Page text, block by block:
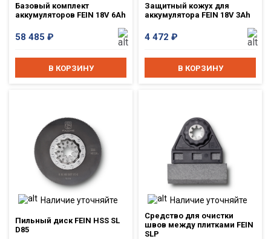
Базовый комплект
аккумуляторов FEIN 18V 6Ah
58 485 ₽
В КОРЗИНУ
Защитный кожух для
аккумулятора FEIN 18V 3Ah
4 472 ₽
В КОРЗИНУ
Наличие уточняйте
Пильный диск FEIN HSS SL
D85
Наличие уточняйте
Средство для очистки
швов между плитками FEIN
SLP